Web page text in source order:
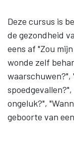
Deze cursus is
de gezondheid
eens af "Zou
wonde zelf
waarschuwen?",
ongeluk?",
geboorte van